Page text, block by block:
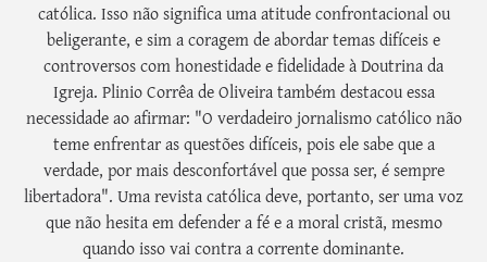
católica. Isso não significa uma atitude confrontacional ou
beligerante, e sim a coragem de abordar temas difíceis e
controversos com honestidade e fidelidade à Doutrina da
Igreja. Plinio Corrêa de Oliveira também destacou essa
necessidade ao afirmar: "O verdadeiro jornalismo católico não
teme enfrentar as questões difíceis, pois ele sabe que a
verdade, por mais desconfortável que possa ser, é sempre
libertadora". Uma revista católica deve, portanto, ser uma voz
que não hesita em defender a fé e a moral cristã, mesmo
quando isso vai contra a corrente dominante.